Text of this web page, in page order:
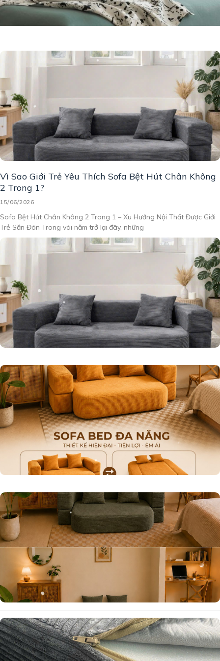
Vì Sao Giới Trẻ Yêu Thích Sofa Bệt Hút Chân Không
2 Trong 1?
15/06/2026
Sofa Bệt Hút Chân Không 2 Trong 1 – Xu Hướng Nội Thất Được Giới
Trẻ Săn Đón Trong vài năm trở lại đây, những